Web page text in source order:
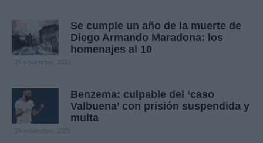
Se cumple un año de la muerte de
Diego Armando Maradona: los
homenajes al 10
25 noviembre, 2021
Benzema: culpable del ‘caso
Valbuena’ con prisión suspendida y
multa
24 noviembre, 2021